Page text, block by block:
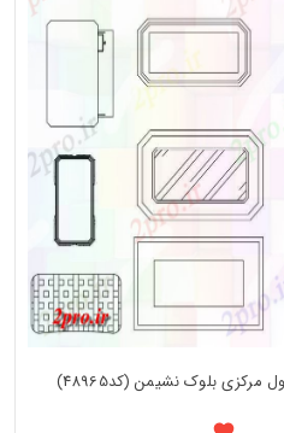
بلوک نشیمن (کد48965)